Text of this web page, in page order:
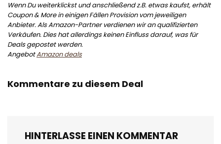
Wenn Du weiterklickst und anschließend z.B. etwas kaufst, erhält
Coupon & More in einigen Fällen Provision vom jeweiligen
Anbieter. Als Amazon-Partner verdienen wir an qualifizierten
Verkäufen. Dies hat allerdings keinen Einfluss darauf, was für
Deals gepostet werden.
AngebotAmazon deals
Kommentare zu diesem Deal
HINTERLASSE EINEN KOMMENTAR